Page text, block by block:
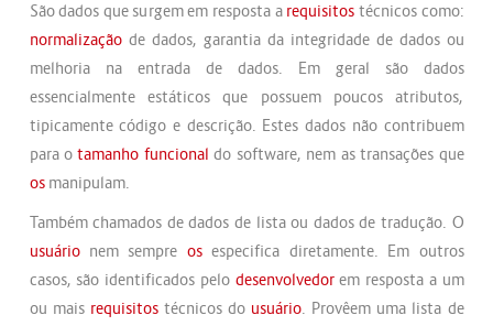
São dados que surgem em resposta a requisitos técnicos como:
normalizaçãode dados, garantia da integridade de dados ou
melhoria na entrada de dados. Em geral são dados
essencialmente estáticos que possuem poucos atributos,
tipicamente código e descrição. Estes dados não contribuem
para otamanho funcional do software, nem as transações que
osmanipulam.
Também chamados de dados de lista ou dados de tradução. O
usuárionem sempre osespecifica diretamente. Em outros
casos, são identificados pelo desenvolvedorem resposta a um
ou mais requisitostécnicos do usuário. Provêem uma lista de